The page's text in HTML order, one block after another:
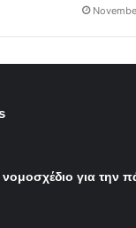
για την